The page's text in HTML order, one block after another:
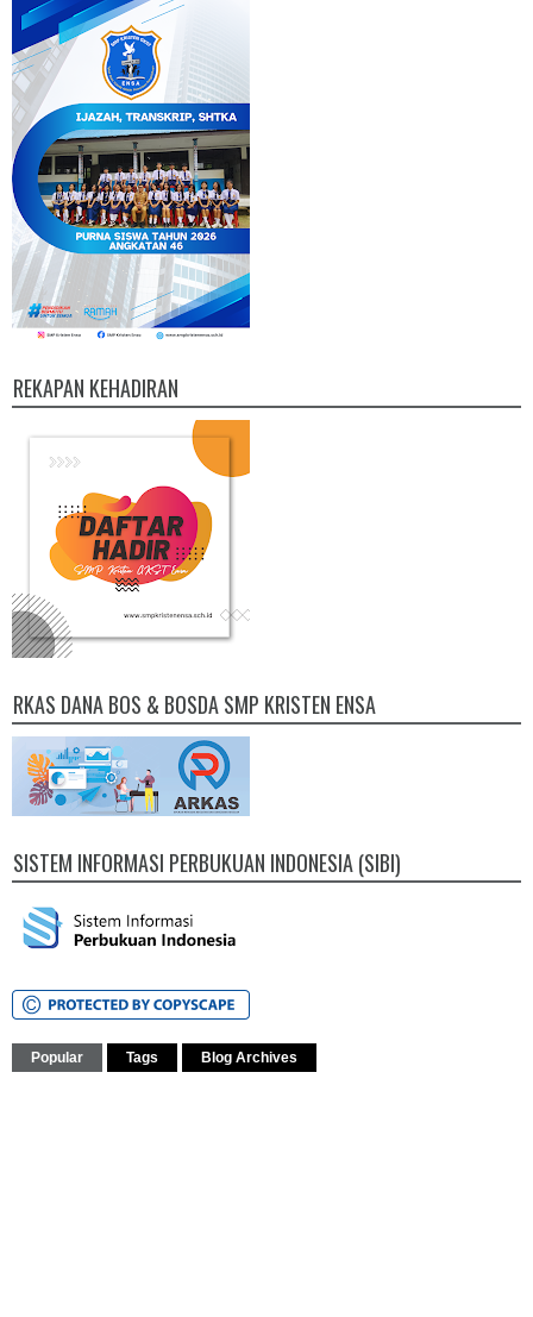
REKAPAN KEHADIRAN
RKAS DANA BOS & BOSDA SMP KRISTEN ENSA
SISTEM INFORMASI PERBUKUAN INDONESIA (SIBI)
Popular Tags Blog Archives